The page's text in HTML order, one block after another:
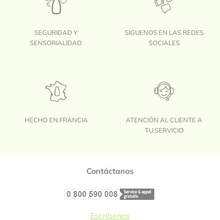
SEGURIDAD Y
SENSORIALIDAD
SÍGUENOS EN LAS REDES
SOCIALES
HECHO EN FRANCIA
ATENCIÓN AL CLIENTE A
TU SERVICIO
Contáctanos
Escríbenos